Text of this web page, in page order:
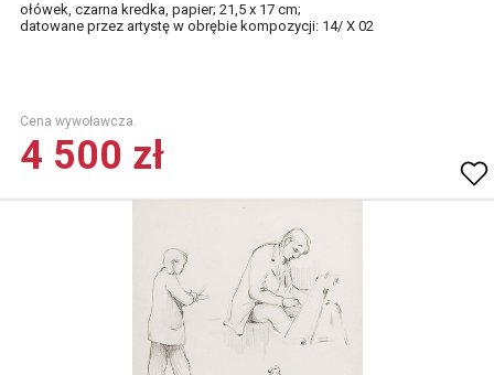
ołówek, czarna kredka, papier; 21,5 x 17 cm;
datowane przez artystę w obrębie kompozycji: 14/ X 02
Cena wywoławcza.
4 500 zł